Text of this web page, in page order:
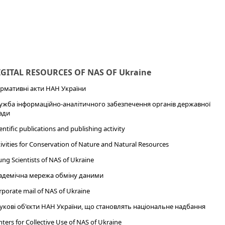
RESOURCES OF NAS OF Ukraine
акти НАН України
інформаційно-аналітичного забезпечення органів державної
publications and publishing activity
for Conservation of Nature and Natural Resources
Scientists of NAS of Ukraine
мережа обміну даними
mail of NAS of Ukraine
об'єкти НАН України, що становлять національне надбання
for Collective Use of NAS of Ukraine